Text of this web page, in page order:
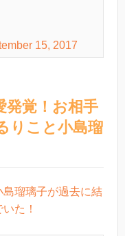
15, 2017
発覚！お相手
りこと小島瑠
瑠璃子が過去に結
た！